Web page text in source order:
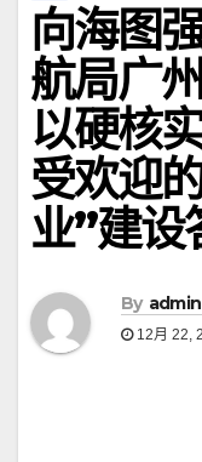
向海图
航局广
以硬核
受欢迎
业”建设
By admin
12月 22,